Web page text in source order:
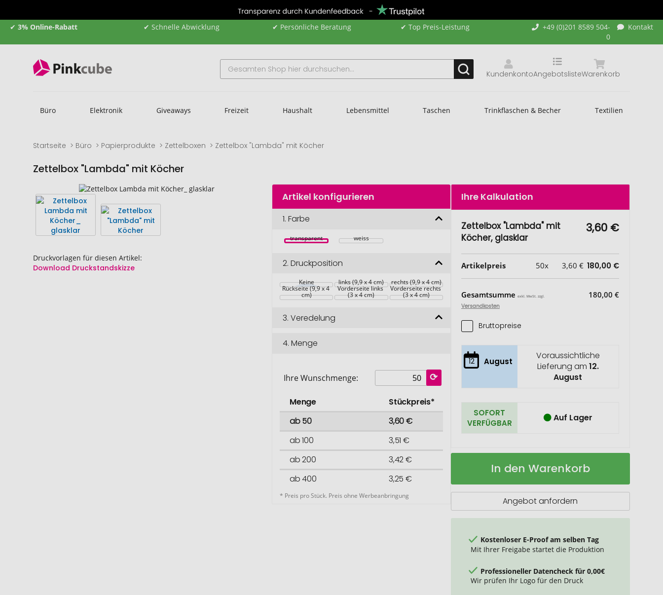
✔ 3% Online-Rabatt ✔ Schnelle Abwicklung ✔ Persönliche Beratung ✔ Top Preis-Leistung
+49 (0)201 8589 504-
0
Kontakt
Kundenkonto Warenkorb
Angebotsliste
Büro Elektronik Giveaways Freizeit Haushalt Lebensmittel Taschen Trinkflaschen & Becher Textilien
Startseite Büro Papierprodukte Zettelboxen Zettelbox "Lambda" mit Köcher
Zettelbox "Lambda" mit Köcher
Ende
der
Bildgalerie
springen
Druckvorlagen für diesen Artikel:
Download Druckstandskizze
Anfang
der
Bildgalerie
springen
Artikel konfigurieren
1.Farbe
transparent weiss
2.Druckposition
Keine links (9,9 x 4 cm) rechts (9,9 x 4 cm)
Rückseite (9,9 x 4
cm)
Vorderseite links
(3 x 4 cm)
Vorderseite rechts
(3 x 4 cm)
3.Veredelung
4.Menge
Ihre Wunschmenge:
Menge
Stückpreis*
ab 50
3,60 €
ab 100
3,51 €
ab 200
3,42 €
ab 400
3,25 €
* Preis pro Stück. Preis ohne Werbeanbringung
Ihre Kalkulation
Zettelbox "Lambda" mit
Köcher, glasklar
3,60 €
Artikelpreis 50x 3,60 € 180,00 €
Gesamtsumme exkl. MwSt. zzgl.
Versandkosten
180,00 €
Bruttopreise
12 August
Voraussichtliche
Lieferung am 12.
August
SOFORT
VERFÜGBAR
Auf Lager
Zettelbox
Köcher
Auf
In den Warenkorb
Angebot anfordern
Kostenloser E-Proof am selben Tag
Mit Ihrer Freigabe startet die Produktion
Professioneller Datencheck für 0,00€
Wir prüfen Ihr Logo für den Druck